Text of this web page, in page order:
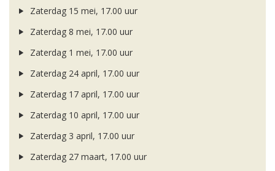
Zaterdag 15 mei, 17.00 uur
Zaterdag 8 mei, 17.00 uur
Zaterdag 1 mei, 17.00 uur
Zaterdag 24 april, 17.00 uur
Zaterdag 17 april, 17.00 uur
Zaterdag 10 april, 17.00 uur
Zaterdag 3 april, 17.00 uur
Zaterdag 27 maart, 17.00 uur